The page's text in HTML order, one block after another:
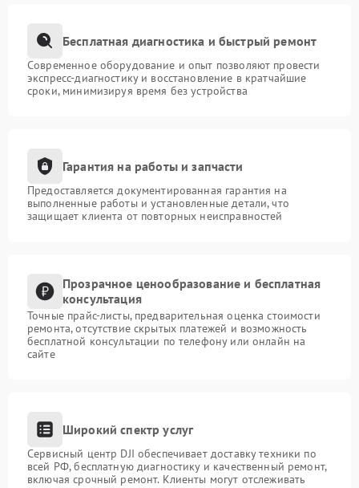
Бесплатная диагностика и быстрый ремонт
Современное оборудование и опыт позволяют провести
экспресс-диагностику и восстановление в кратчайшие
сроки, минимизируя время без устройства
Гарантия на работы и запчасти
Предоставляется документированная гарантия на
выполненные работы и установленные детали, что
защищает клиента от повторных неисправностей
Прозрачное ценообразование и бесплатная
консультация
Точные прайс-листы, предварительная оценка стоимости
ремонта, отсутствие скрытых платежей и возможность
бесплатной консультации по телефону или онлайн на
сайте
Широкий спектр услуг
Сервисный центр DJI обеспечивает доставку техники по
всей РФ, бесплатную диагностику и качественный ремонт,
включая срочный ремонт. Клиенты могут отслеживать